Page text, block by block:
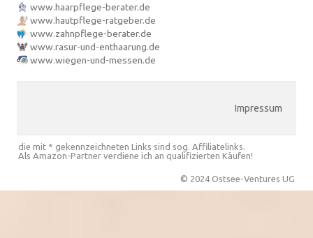
www.haarpflege-berater.de
www.hautpflege-ratgeber.de
www.zahnpflege-berater.de
www.rasur-und-enthaarung.de
www.wiegen-und-messen.de
Impressum
die mit * gekennzeichneten Links sind sog. Affiliatelinks.
Als Amazon-Partner verdiene ich an qualifizierten Käufen!
© 2024 Ostsee-Ventures UG